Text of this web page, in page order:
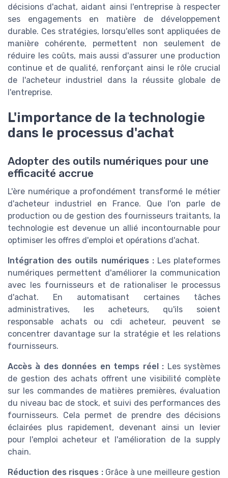
décisions d'achat, aidant ainsi l'entreprise à respecter
ses engagements en matière de développement
durable. Ces stratégies, lorsqu'elles sont appliquées de
manière cohérente, permettent non seulement de
réduire les coûts, mais aussi d'assurer une production
continue et de qualité, renforçant ainsi le rôle crucial
de l'acheteur industriel dans la réussite globale de
l'entreprise.
L'importance de la technologie
dans le processus d'achat
Adopter des outils numériques pour une
efficacité accrue
L'ère numérique a profondément transformé le métier
d'acheteur industriel en France. Que l'on parle de
production ou de gestion des fournisseurs traitants, la
technologie est devenue un allié incontournable pour
optimiser les offres d'emploi et opérations d'achat.
Intégration des outils numériques :Les plateformes
numériques permettent d'améliorer la communication
avec les fournisseurs et de rationaliser le processus
d'achat. En automatisant certaines tâches
administratives, les acheteurs, qu'ils soient
responsable achats ou cdi acheteur, peuvent se
concentrer davantage sur la stratégie et les relations
fournisseurs.
Accès à des données en temps réel : Les systèmes
de gestion des achats offrent une visibilité complète
sur les commandes de matières premières, évaluation
du niveau bac de stock, et suivi des performances des
fournisseurs. Cela permet de prendre des décisions
éclairées plus rapidement, devenant ainsi un levier
pour l'emploi acheteur et l'amélioration de la supply
chain.
Réduction des risques :Grâce à une meilleure gestion